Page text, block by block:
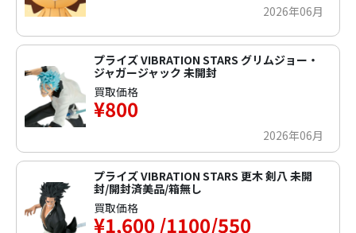
2026年06月
プライズ VIBRATION STARS グリムジョー・
ジャガージャック 未開封
買取価格
¥800
2026年06月
プライズ VIBRATION STARS 更木 剣八 未開
封/開封済美品/箱無し
買取価格
¥1,600 /1100/550